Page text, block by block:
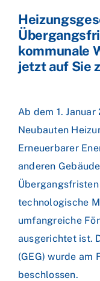
kommunale
jetzt auf Sie
Ab dem 1.
Neubauten
Erneuerbarer
anderen
technologische
umfangreiche
ausgerichtet ist.
(GEG) wurde am
beschlossen.